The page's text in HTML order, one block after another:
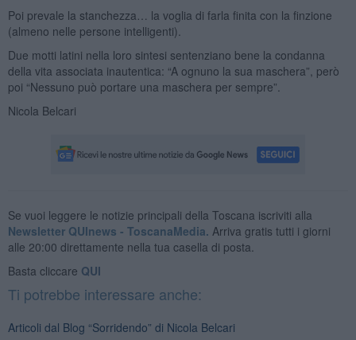
Poi prevale la stanchezza… la voglia di farla finita con la finzione
(almeno nelle persone intelligenti).
Due motti latini nella loro sintesi sentenziano bene la condanna
della vita associata inautentica: “A ognuno la sua maschera”, però
poi “Nessuno può portare una maschera per sempre”.
Nicola Belcari
Se vuoi leggere le notizie principali della Toscana iscriviti alla
Newsletter QUInews - ToscanaMedia. Arriva gratis tutti i giorni
alle 20:00 direttamente nella tua casella di posta.
Basta cliccare QUI
Ti potrebbe interessare anche:
Articoli dal Blog “Sorridendo” di Nicola Belcari